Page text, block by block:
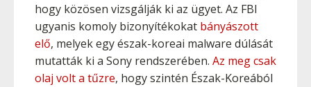
hogy közösen vizsgálják ki az ügyet. Az FBI
ugyanis komoly bizonyítékokat bányászott
elő, melyek egy észak-koreai malware dúlását
mutatták ki a Sony rendszerében. Az meg csak
olaj volt a tűzre, hogy szintén Észak-Koreából